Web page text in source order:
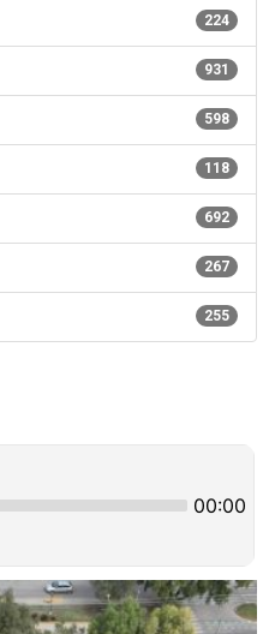
224
931
598
118
692
267
255